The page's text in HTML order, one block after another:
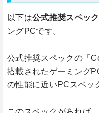
以下は公式推奨スペック
ングPCです。
公式推奨スペックの「
搭載されたゲーミング
の性能に近いPCスペッ